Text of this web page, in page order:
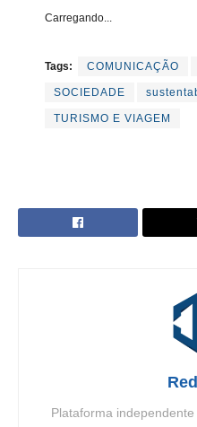
Carregando...
Tags: COMUNICAÇÃO
SOCIEDADE
TURISMO E VIAGEM
Plataforma